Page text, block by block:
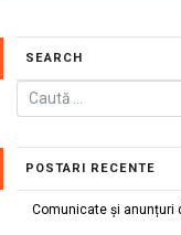
SEARCH
POSTARI RECENTE
Comunicate și anunțuri